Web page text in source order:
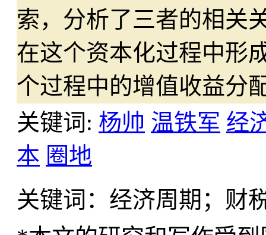
索，分析了三者的相关
在这个资本化过程中形
个过程中的增值收益分
关键词: 杨帅 温铁军 经
本 圈地
关键词：经济周期；财